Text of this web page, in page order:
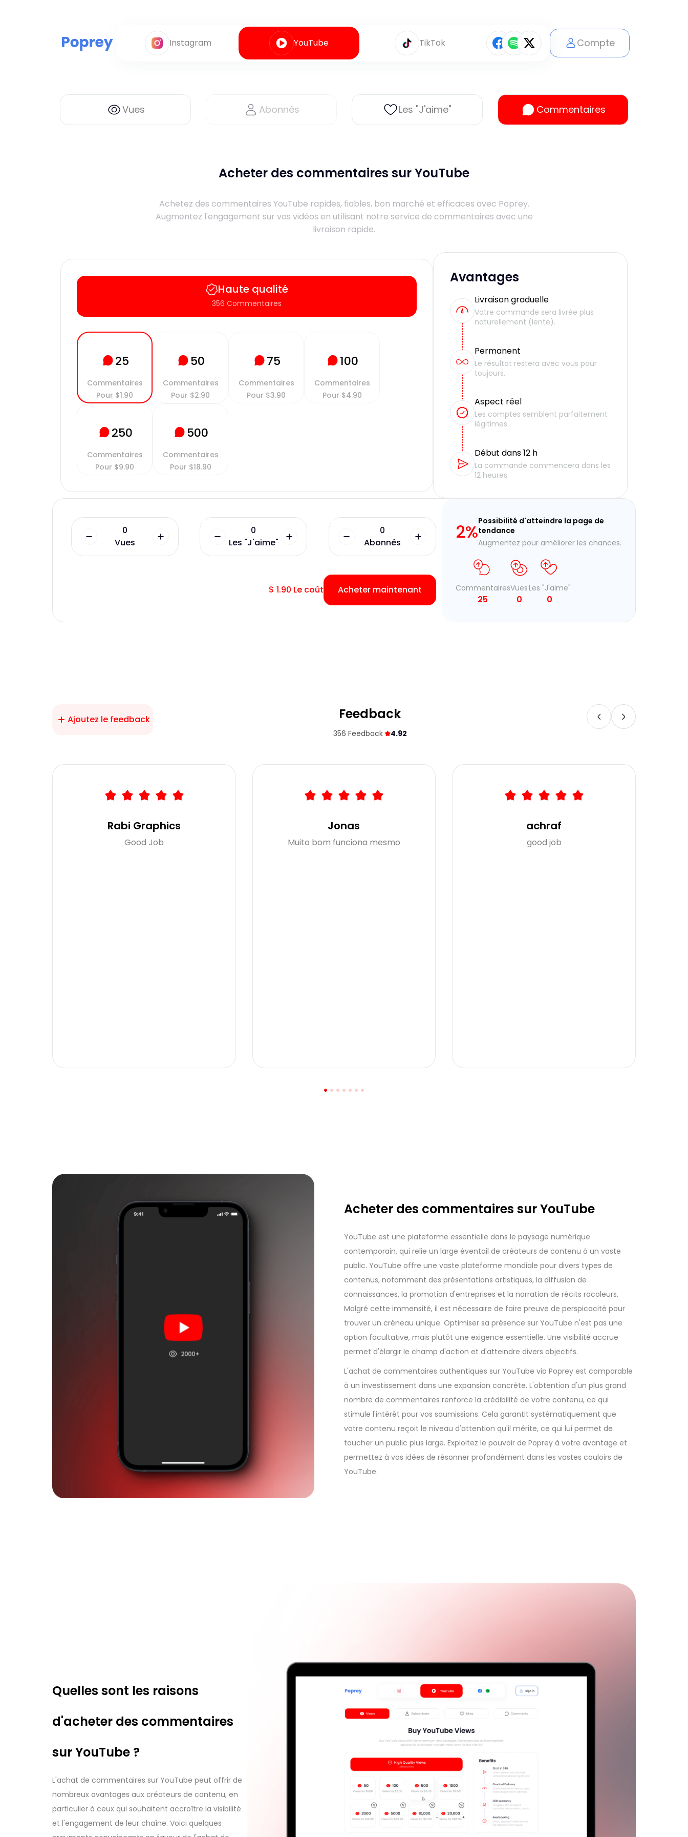
Instagram YouTube TikTok Compte
Vues Abonnés Les "J'aime" Commentaires
Acheter des commentaires sur YouTube
Achetez des commentaires YouTube rapides, fiables, bon marché et efficaces avec Poprey.
Augmentez l'engagement sur vos vidéos en utilisant notre service de commentaires avec une
livraison rapide.
Haute qualité
356 Commentaires
25
Commentaires
Pour $1.90
50
Commentaires
Pour $2.90
75
Commentaires
Pour $3.90
100
Commentaires
Pour $4.90
250
Commentaires
Pour $9.90
500
Commentaires
Pour $18.90
Avantages
Livraison graduelle
Votre commande sera livrée plus
naturellement (lente).
Permanent
Le résultat restera avec vous pour
toujours.
Aspect réel
Les comptes semblent parfaitement
légitimes.
Début dans 12 h
La commande commencera dans les
12 heures.
0
Vues
0
Les "J'aime"
0
Abonnés
$ 1.90 Le coût Acheter maintenant
2%Possibilité d'atteindre la page de
tendance
Augmentez pour améliorer les chances.
Commentaires
25
Vues
0
Les "J'aime"
0
Ajoutez le feedback Feedback
356 Feedback 4.92
Rabi Graphics
Good Job
Jonas
Muito bom funciona mesmo
achraf
good job
Acheter des commentaires sur YouTube
YouTube est une plateforme essentielle dans le paysage numérique
contemporain, qui relie un large éventail de créateurs de contenu à un vaste
public. YouTube offre une vaste plateforme mondiale pour divers types de
contenus, notamment des présentations artistiques, la diffusion de
connaissances, la promotion d'entreprises et la narration de récits racoleurs.
Malgré cette immensité, il est nécessaire de faire preuve de perspicacité pour
trouver un créneau unique. Optimiser sa présence sur YouTube n'est pas une
option facultative, mais plutôt une exigence essentielle. Une visibilité accrue
permet d'élargir le champ d'action et d'atteindre divers objectifs.
L'achat de commentaires authentiques sur YouTube via Poprey est comparable
à un investissement dans une expansion concrète. L'obtention d'un plus grand
nombre de commentaires renforce la crédibilité de votre contenu, ce qui
stimule l'intérêt pour vos soumissions. Cela garantit systématiquement que
votre contenu reçoit le niveau d'attention qu'il mérite, ce qui lui permet de
toucher un public plus large. Exploitez le pouvoir de Poprey à votre avantage et
permettez à vos idées de résonner profondément dans les vastes couloirs de
YouTube.
Quelles sont les raisons
d'acheter des commentaires
sur YouTube ?
L'achat de commentaires sur YouTube peut offrir de
nombreux avantages aux créateurs de contenu, en
particulier à ceux qui souhaitent accroître la visibilité
et l'engagement de leur chaîne. Voici quelques